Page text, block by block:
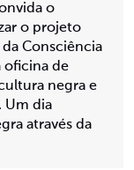
o
o projeto
Consciência
oficina de
negra e
Um dia
através da